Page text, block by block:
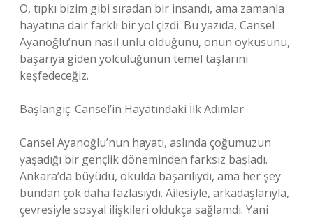
O, tıpkı bizim gibi sıradan bir insandı, ama zamanla
hayatına dair farklı bir yol çizdi. Bu yazıda, Cansel
Ayanoğlu’nun nasıl ünlü olduğunu, onun öyküsünü,
başarıya giden yolculuğunun temel taşlarını
keşfedeceğiz.
Başlangıç: Cansel’in Hayatındaki İlk Adımlar
Cansel Ayanoğlu’nun hayatı, aslında çoğumuzun
yaşadığı bir gençlik döneminden farksız başladı.
Ankara’da büyüdü, okulda başarılıydı, ama her şey
bundan çok daha fazlasıydı. Ailesiyle, arkadaşlarıyla,
çevresiyle sosyal ilişkileri oldukça sağlamdı. Yani